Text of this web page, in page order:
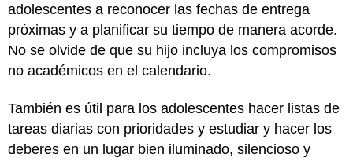
adolescentes a reconocer las fechas de entrega
próximas y a planificar su tiempo de manera acorde.
No se olvide de que su hijo incluya los compromisos
no académicos en el calendario.
También es útil para los adolescentes hacer listas de
tareas diarias con prioridades y estudiar y hacer los
deberes en un lugar bien iluminado, silencioso y